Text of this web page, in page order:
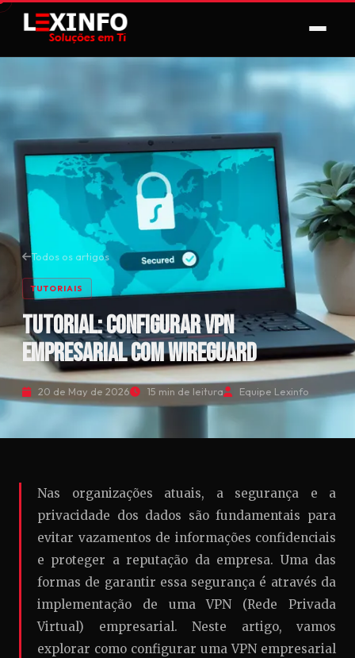
Todos os artigos
TUTORIAIS
Tutorial: Configurar VPN
Empresarial com WireGuard
20 de May de 2026 15 min de leitura Equipe Lexinfo
Nas organizações atuais, a segurança e a
privacidade dos dados são fundamentais para
evitar vazamentos de informações confidenciais
e proteger a reputação da empresa. Uma das
formas de garantir essa segurança é através da
implementação de uma VPN (Rede Privada
Virtual) empresarial. Neste artigo, vamos
explorar como configurar uma VPN empresarial